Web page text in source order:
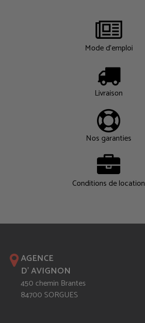
Mode d'emploi
Livraison
Nos garanties
Conditions de location
AGENCE
D' AVIGNON
450 chemin Brantes
84700 SORGUES